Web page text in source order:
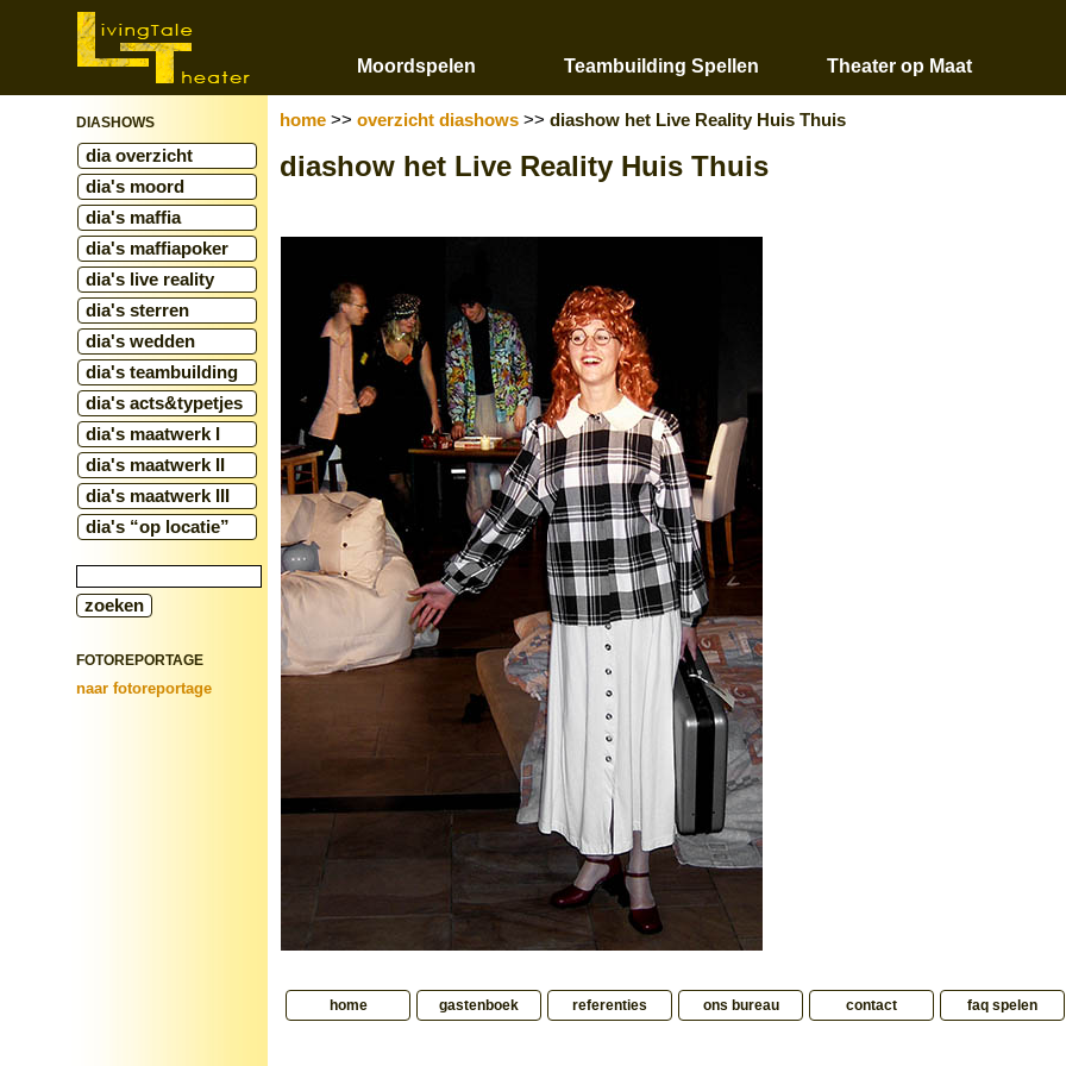
Moordspelen Teambuilding Spellen Theater op Maat
DIASHOWS
dia overzicht
dia's moord
dia's maffia
dia's maffiapoker
dia's live reality
dia's sterren
dia's wedden
dia's teambuilding
dia's acts&typetjes
dia's maatwerk I
dia's maatwerk II
dia's maatwerk III
dia's “op locatie”
FOTOREPORTAGE
naar fotoreportage
home >> overzicht diashows >> diashow het Live Reality Huis Thuis
diashow het Live Reality Huis Thuis
home gastenboek referenties ons bureau contact faq spelen